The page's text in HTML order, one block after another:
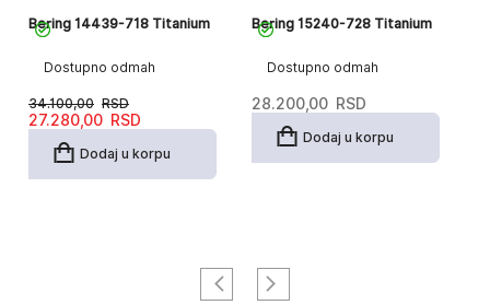
Dostupno odmah
Bering 14439-718 Titanium
34.100,00 RSD
Originalna
27.280,00 RSD
Trenutna
Dodaj u korpu
Dostupno odmah
Bering 15240-728 Titanium
28.200,00 RSD
Dodaj u korpu